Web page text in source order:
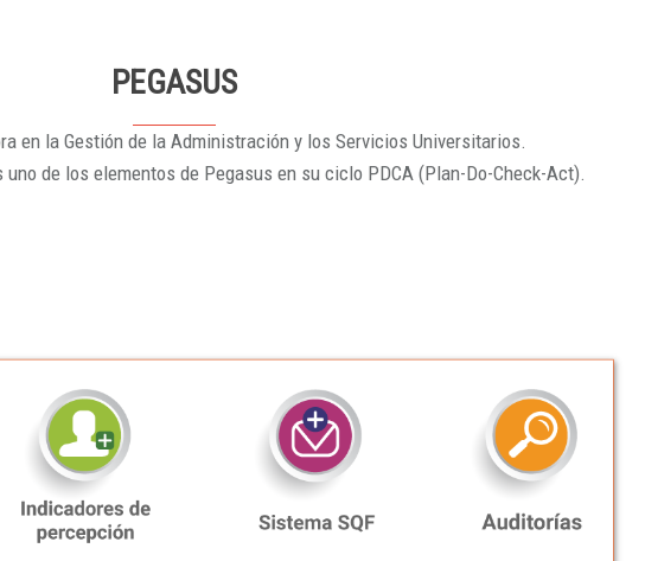
PEGASUS
en la Gestión de la Administración y los Servicios Universitarios.
de los elementos de Pegasus en su ciclo PDCA (Plan-Do-Check-Act).